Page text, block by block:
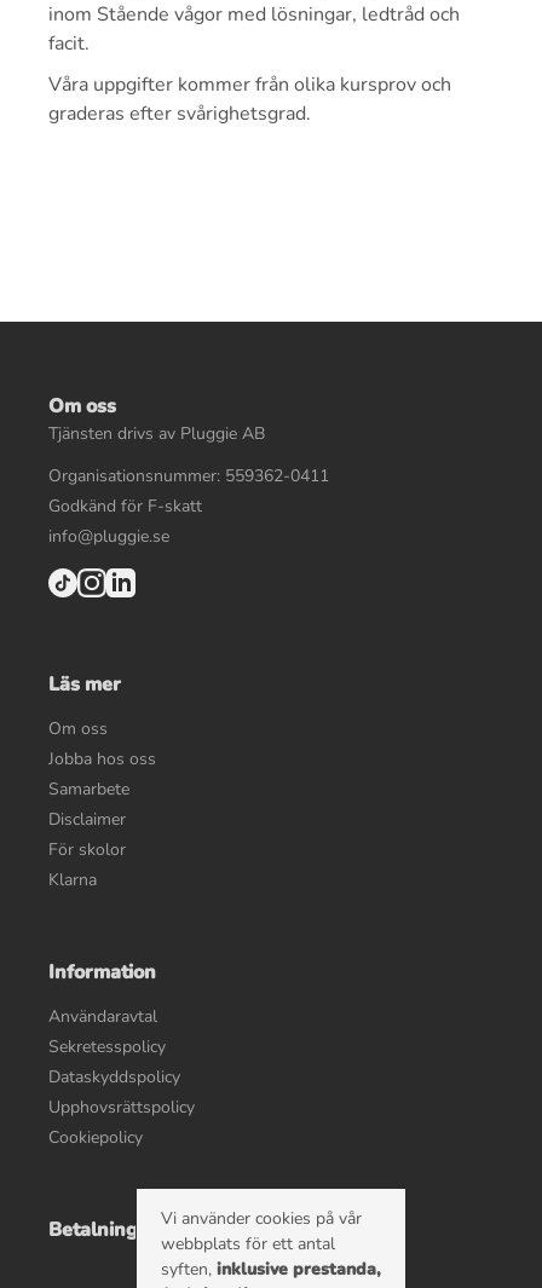
inom Stående vågor med lösningar, ledtråd och
facit.
Våra uppgifter kommer från olika kursprov och
graderas efter svårighetsgrad.
Om oss
Tjänsten drivs av Pluggie AB
Organisationsnummer: 559362-0411
Godkänd för F-skatt
info@pluggie.se
Läs mer
Om oss
Jobba hos oss
Samarbete
Disclaimer
För skolor
Klarna
Information
Användaravtal
Sekretesspolicy
Dataskyddspolicy
Upphovsrättspolicy
Cookiepolicy
BetalningsalternativVi använder cookies på vår
webbplats för ett antal
syften, inklusive prestanda,